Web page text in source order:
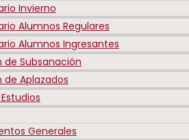
Invierno
Alumnos Regulares
Alumnos Ingresantes
de Subsanación
de Aplazados
Generales